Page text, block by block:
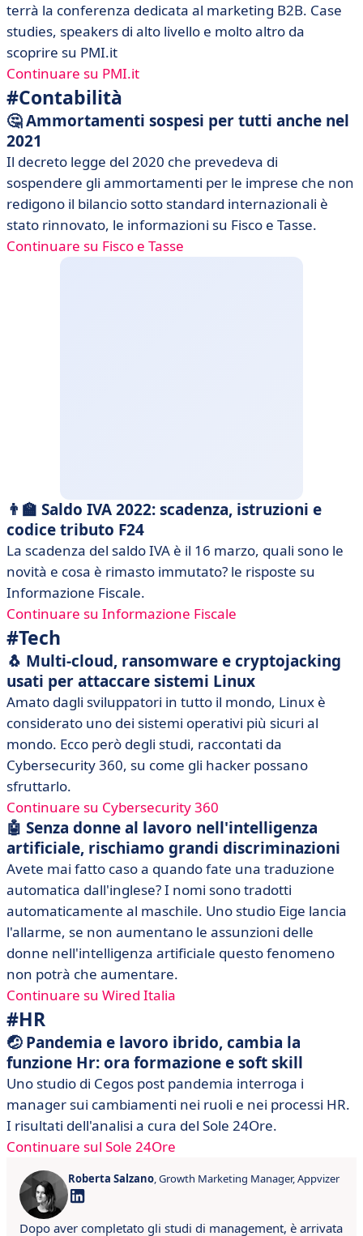
terrà la conferenza dedicata al marketing B2B. Case
studies, speakers di alto livello e molto altro da
scoprire su PMI.it
Continuare su PMI.it
#Contabilità
🤔 Ammortamenti sospesi per tutti anche nel
2021
Il decreto legge del 2020 che prevedeva di
sospendere gli ammortamenti per le imprese che non
redigono il bilancio sotto standard internazionali è
stato rinnovato, le informazioni su Fisco e Tasse.
Continuare su Fisco e Tasse
👨‍🏫 Saldo IVA 2022: scadenza, istruzioni e
codice tributo F24
La scadenza del saldo IVA è il 16 marzo, quali sono le
novità e cosa è rimasto immutato? le risposte su
Informazione Fiscale.
Continuare su Informazione Fiscale
#Tech
🐧 Multi-cloud, ransomware e cryptojacking
usati per attaccare sistemi Linux
Amato dagli sviluppatori in tutto il mondo, Linux è
considerato uno dei sistemi operativi più sicuri al
mondo. Ecco però degli studi, raccontati da
Cybersecurity 360, su come gli hacker possano
sfruttarlo.
Continuare su Cybersecurity 360
🤖 Senza donne al lavoro nell'intelligenza
artificiale, rischiamo grandi discriminazioni
Avete mai fatto caso a quando fate una traduzione
automatica dall'inglese? I nomi sono tradotti
automaticamente al maschile. Uno studio Eige lancia
l'allarme, se non aumentano le assunzioni delle
donne nell'intelligenza artificiale questo fenomeno
non potrà che aumentare.
Continuare su Wired Italia
#HR
🤕 Pandemia e lavoro ibrido, cambia la
funzione Hr: ora formazione e soft skill
Uno studio di Cegos post pandemia interroga i
manager sui cambiamenti nei ruoli e nei processi HR.
I risultati dell'analisi a cura del Sole 24Ore.
Continuare sul Sole 24Ore
Roberta Salzano, Growth Marketing Manager, Appvizer
Dopo aver completato gli studi di management, è arrivata